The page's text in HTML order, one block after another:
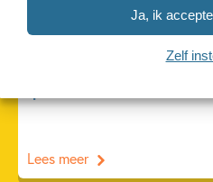
Ja, ik
Zelf
Oplossing ‘De
Lees meer